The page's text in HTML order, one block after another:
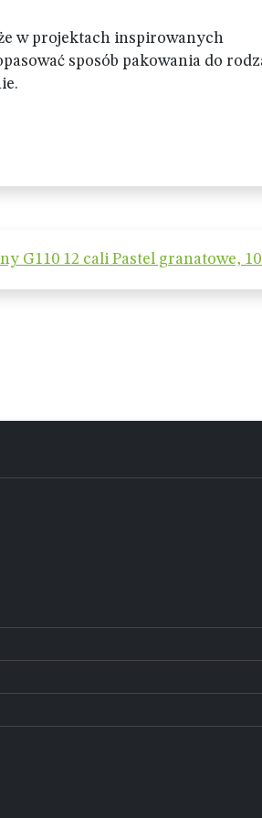
w projektach inspirowanych
sposób pakowania do
G110 12 cali Pastel granatowe,